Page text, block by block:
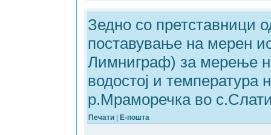
Зедно со претставници
поставување на мерен
Лимниграф) за мерење
водостој и температура
р.Мраморечка во
Печати | Е-пошта